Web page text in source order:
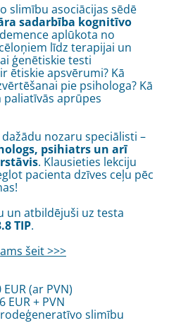
slimību asociācijas sēdē
sadarbība kognitīvo
demence aplūkota no
līdz terapijai un
ģenētiskie testi
ētiskie apsvērumi? Kā
pie psihologa? Kā
aprūpes
nozaru speciālisti –
psihiatrs un arī
. Klausieties lekciju
pacienta dzīves ceļu pēc
un atbildējuši uz testa
TIP.
šeit >>>
(ar PVN)
EUR + PVN
slimību